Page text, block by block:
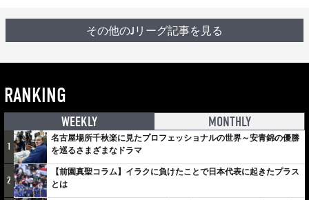
その他のJリーグ記事を見る
RANKING
WEEKLY MONTHLY
1
名古屋場所千秋楽に見たプロフェッショナルの世界～安青錦の優勝
を巡るさまざまなドラマ
2
【前園真聖コラム】イラクに負けたことで日本代表に起きたプラス
とは